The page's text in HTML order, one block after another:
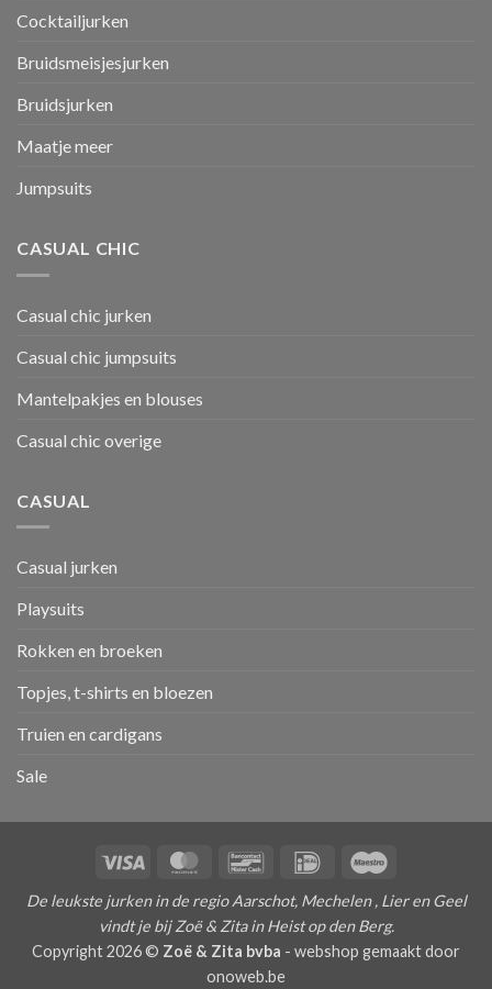
Cocktailjurken
Bruidsmeisjesjurken
Bruidsjurken
Maatje meer
Jumpsuits
CASUAL CHIC
Casual chic jurken
Casual chic jumpsuits
Mantelpakjes en blouses
Casual chic overige
CASUAL
Casual jurken
Playsuits
Rokken en broeken
Topjes, t-shirts en bloezen
Truien en cardigans
Sale
Visa MasterCardBancontactIDeal
De leukste jurken in de regio Aarschot, Mechelen , Lier en Geel
vindt je bij Zoë & Zita in Heist op den Berg.
Copyright 2026 © Zoë & Zita bvba - webshop gemaakt door
onoweb.be